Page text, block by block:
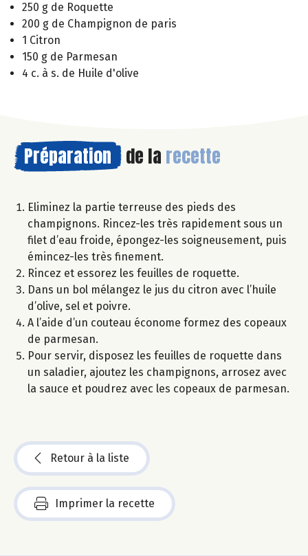
250 g de Roquette
200 g de Champignon de paris
1 Citron
150 g de Parmesan
4 c. à s. de Huile d'olive
Préparation de la recette
Eliminez la partie terreuse des pieds des
champignons. Rincez-les très rapidement sous un
filet d’eau froide, épongez-les soigneusement, puis
émincez-les très finement.
Rincez et essorez les feuilles de roquette.
Dans un bol mélangez le jus du citron avec l’huile
d’olive, sel et poivre.
A l’aide d’un couteau économe formez des copeaux
de parmesan.
Pour servir, disposez les feuilles de roquette dans
un saladier, ajoutez les champignons, arrosez avec
la sauce et poudrez avec les copeaux de parmesan.
Retour à la liste
Imprimer la recette